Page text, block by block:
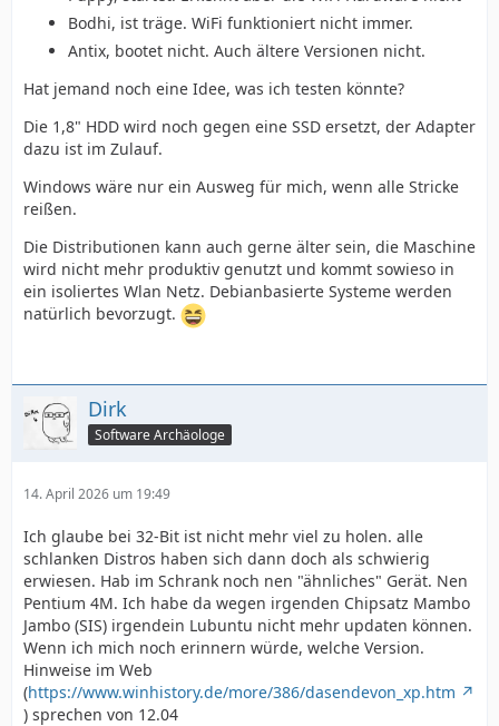
Bodhi, ist träge. WiFi funktioniert nicht immer.
Antix, bootet nicht. Auch ältere Versionen nicht.
Hat jemand noch eine Idee, was ich testen könnte?
Die 1,8" HDD wird noch gegen eine SSD ersetzt, der Adapter
dazu ist im Zulauf.
Windows wäre nur ein Ausweg für mich, wenn alle Stricke
reißen.
Die Distributionen kann auch gerne älter sein, die Maschine
wird nicht mehr produktiv genutzt und kommt sowieso in
ein isoliertes Wlan Netz. Debianbasierte Systeme werden
natürlich bevorzugt.
Dirk
Software Archäologe
14. April 2026 um 19:49
Ich glaube bei 32-Bit ist nicht mehr viel zu holen. alle
schlanken Distros haben sich dann doch als schwierig
erwiesen. Hab im Schrank noch nen "ähnliches" Gerät. Nen
Pentium 4M. Ich habe da wegen irgenden Chipsatz Mambo
Jambo (SIS) irgendein Lubuntu nicht mehr updaten können.
Wenn ich mich noch erinnern würde, welche Version.
Hinweise im Web
(https://www.winhistory.de/more/386/dasendevon_xp.htm
) sprechen von 12.04